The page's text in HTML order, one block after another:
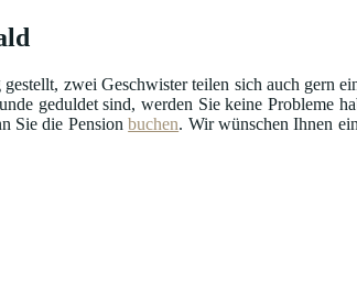
zwei Geschwister teilen sich auch gern
geduldet sind, werden Sie keine Probleme
Sie die Pensionbuchen. Wir wünschen Ihnen